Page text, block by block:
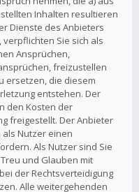
Inhalten resultieren
Dienste des Anbieters
Sie sich als
Ansprüchen,
freizustellen
ersetzen, die diesem
entstehen. Der
den Kosten der
freigestellt. Der Anbieter
Nutzer einen
Als Nutzer sind Sie
und Glauben mit
der Rechtsverteidigung
Alle weitergehenden